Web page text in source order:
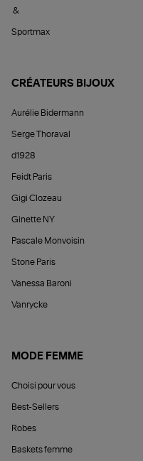
&
Sportmax
CRÉATEURS BIJOUX
Aurélie Bidermann
Serge Thoraval
d1928
Feidt Paris
Gigi Clozeau
Ginette NY
Pascale Monvoisin
Stone Paris
Vanessa Baroni
Vanrycke
MODE FEMME
Choisi pour vous
Best-Sellers
Robes
Baskets femme